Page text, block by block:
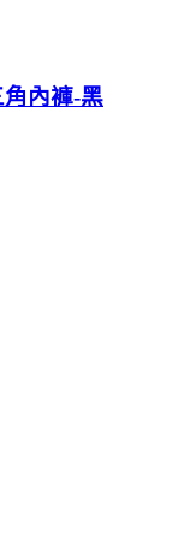
內褲-黑